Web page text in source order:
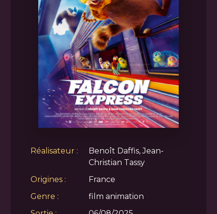
Réalisateur :
Benoît Daffis, Jean-
Christian Tassy
Origines :
France
Genre :
film animation